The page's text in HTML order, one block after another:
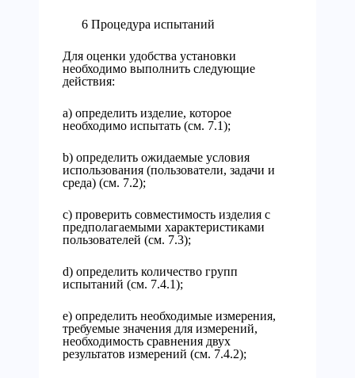
6 Процедура испытаний
Для оценки удобства установки
необходимо выполнить следующие
действия:
a) определить изделие, которое
необходимо испытать (см. 7.1);
b) определить ожидаемые условия
использования (пользователи, задачи и
среда) (см. 7.2);
c) проверить совместимость изделия с
предполагаемыми характеристиками
пользователей (см. 7.3);
d) определить количество групп
испытаний (см. 7.4.1);
e) определить необходимые измерения,
требуемые значения для измерений,
необходимость сравнения двух
результатов измерений (см. 7.4.2);